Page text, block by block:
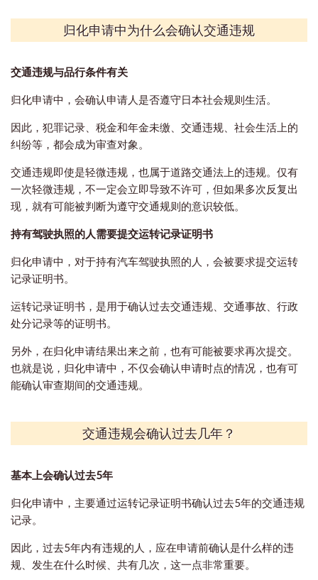
归化申请中为什么会确认交通违规
交通违规与品行条件有关
归化申请中，会确认申请人是否遵守日本社会规则生活。
因此，犯罪记录、税金和年金未缴、交通违规、社会生活上的
纠纷等，都会成为审查对象。
交通违规即使是轻微违规，也属于道路交通法上的违规。仅有
一次轻微违规，不一定会立即导致不许可，但如果多次反复出
现，就有可能被判断为遵守交通规则的意识较低。
持有驾驶执照的人需要提交运转记录证明书
归化申请中，对于持有汽车驾驶执照的人，会被要求提交运转
记录证明书。
运转记录证明书，是用于确认过去交通违规、交通事故、行政
处分记录等的证明书。
另外，在归化申请结果出来之前，也有可能被要求再次提交。
也就是说，归化申请中，不仅会确认申请时点的情况，也有可
能确认审查期间的交通违规。
交通违规会确认过去几年？
基本上会确认过去5年
归化申请中，主要通过运转记录证明书确认过去5年的交通违规
记录。
因此，过去5年内有违规的人，应在申请前确认是什么样的违
规、发生在什么时候、共有几次，这一点非常重要。